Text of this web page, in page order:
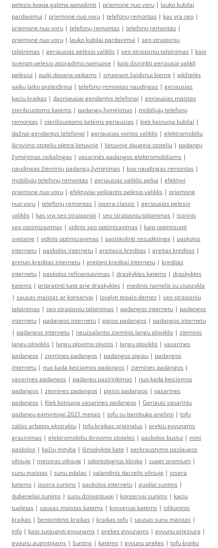
pelesio kvapa galima panaikinti | priemone nuo voru | lauko kubilai
pardavimui | priemonė nuo vorų | telefonų remontas | kas yra seo |
priemone nuo voru | telefonų remontas | telefonų remontas |
priemonė nuo vorų | lauko kubilai pardavimui | seo straipsniu
talpinimas | geriausias pelėsio valiklis | seo straipsniu talpinimas | kaip
isvengti pelesio atsiradimo namuose | kaip išsirinkti geriausią valiklį
pelėsiui | puiki dovana vaikams | smagiam žaidimui kieme | aikštelės
vaikų laiko praleidimui | telefonų remontas naudingas | geriausias
kaciu kraikas | dazniausiai gendantys telefonai | geriausias maistas
sterilizuotoms katėms | padangų žymėjimas | mobiliųjų telefonų
remontas | sterilizuotoms katėms geriausias | kiek kainuoja kubilai |
dažnai gendantys telefonai | geriausias vonios valiklis | elektromobiliu
ikrovimo stoteliu pletra lietuvoje | lietuvoje daugeja stoteliu | padangų
žymėjimas reikalingas | vasarinės padangos elektromobiliams |
naudingas žieminių padangų žymėjimas | kuo naudingas remontas |
mobiliųjų telefonų remontas | geriausias valiklis peliui | efektyvi
priemone nuo voru | efektyviai veikiantis pelėsio valiklis | priemonė
nuo vorų | telefonų remontas | josera classic | geriausias pelesio
valiklis | kas yra seo straipsniai | seo straipsniu talpinimas | isorinis
seo optimizavimas | vidinis seo optimizavimas | kaip optimizuoti
svetaine | vidinis optimizavimas | pasiskolinti nesudėtinga | paskolos
internetu | paskolos internetu | greitasis kreditas | greitas kreditas |
greitas kreditas internetu | greitieji kreditai internetu | kreditas
internetu | paskolos refinansavimas | draskykles katems | draskykles
katems | pripratinti kate prie draskykles | medinis namelis su ciuozykla
| sausas maistas ar konservai | isvalyti tepalo demes | seo straipsniu
talpinimas | seo straipsniu talpinimas | padangos internetu | padangos
internetu | padangos internetu | pigios padangos | padangos internetu
| padangos internetu | neuzsalantis zieminis langu ploviklis | zieminis
langu ploviklis | langu plovimo skystis | langu ploviklis | vasarines
padangos | ziemines padangos | padangos pigiau | padangos
internetu | nuo kada keiciamos padangos | ziemines padangos |
vasarines padangos | padangu pasirinkimas | nuo kada keiciamos
padangos | ziemines padangos | pigios padangos | vasarines
padangos | Kiek kainuoja vasarines padangos | Geriausi vasariniu
padangu gamintojai 2021 metais | tofu su bambuko anglimi | tofu
zalios arbatos ekstraktu | tofu kraikas originalus | prekiu gyvunams
grazinimas | elektromobiliu ikrovimo stoteles | paskolos bustui | mini
paskolos | kačių mityba | išmokykite katę | perkraustymo paslaugos
vilniuje | meistras vilniuje | odontologijos klinika | super premium |
sunu maistas | sunu edalas | valandinis darzelis vilniuje | josera
katems | josera sunims | paskolos internetu | guoliai sunims |
dubeneliai sunims | sunu dziovintuvai | konservai sunims | kaciu
tualetas | sausas maistas katems | konservai katems | silikoninis
kraikas | bentonitinis kraikas | kraikas tofu | sausas sunu maistas |
info | kaip sutaupyti gyvunams | prekes gyvunams | gyvunu prieziura |
gyvunu augintojams | šunims | katėms | gyvunu prekes | tofu kraiko